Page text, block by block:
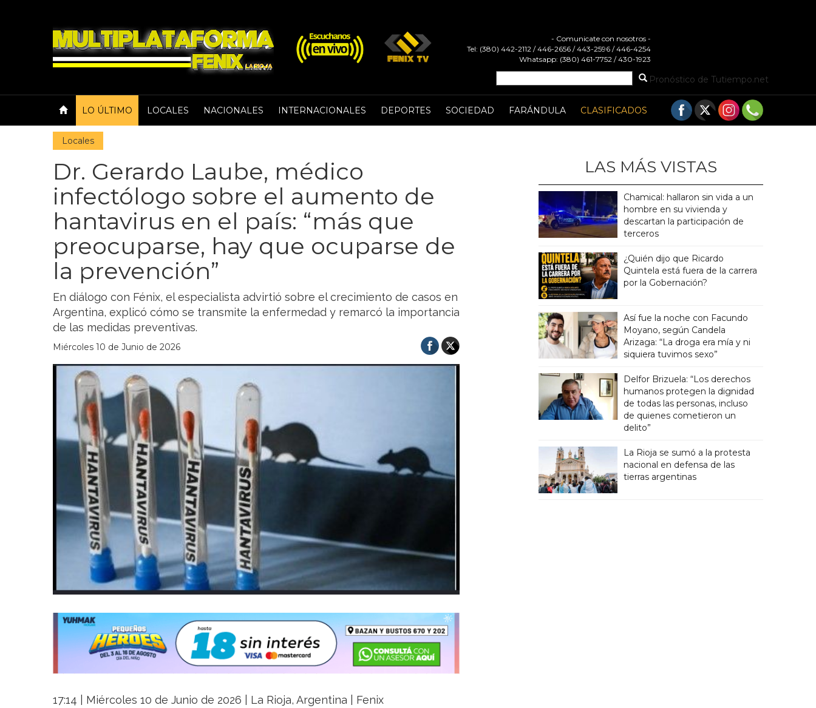
- Comunicate con nosotros -
Tel: (380) 442-2112 / 446-2656 / 443-2596 / 446-4254
Whatsapp: (380) 461-7752 / 430-1923
Pronóstico de Tutiempo.net
LO ÚLTIMO LOCALES NACIONALES INTERNACIONALES DEPORTES SOCIEDAD FARÁNDULA CLASIFICADOS
Locales
Dr. Gerardo Laube, médico
infectólogo sobre el aumento de
hantavirus en el país: “más que
preocuparse, hay que ocuparse de
la prevención”
En diálogo con Fénix, el especialista advirtió sobre el crecimiento de casos en
Argentina, explicó cómo se transmite la enfermedad y remarcó la importancia
de las medidas preventivas.
Miércoles 10 de Junio de 2026
17:14 | Miércoles 10 de Junio de 2026 | La Rioja, Argentina | Fenix
LAS MÁS VISTAS
Chamical: hallaron sin vida a un
hombre en su vivienda y
descartan la participación de
terceros
¿Quién dijo que Ricardo
Quintela está fuera de la carrera
por la Gobernación?
Así fue la noche con Facundo
Moyano, según Candela
Arizaga: “La droga era mía y ni
siquiera tuvimos sexo”
Delfor Brizuela: “Los derechos
humanos protegen la dignidad
de todas las personas, incluso
de quienes cometieron un
delito”
La Rioja se sumó a la protesta
nacional en defensa de las
tierras argentinas